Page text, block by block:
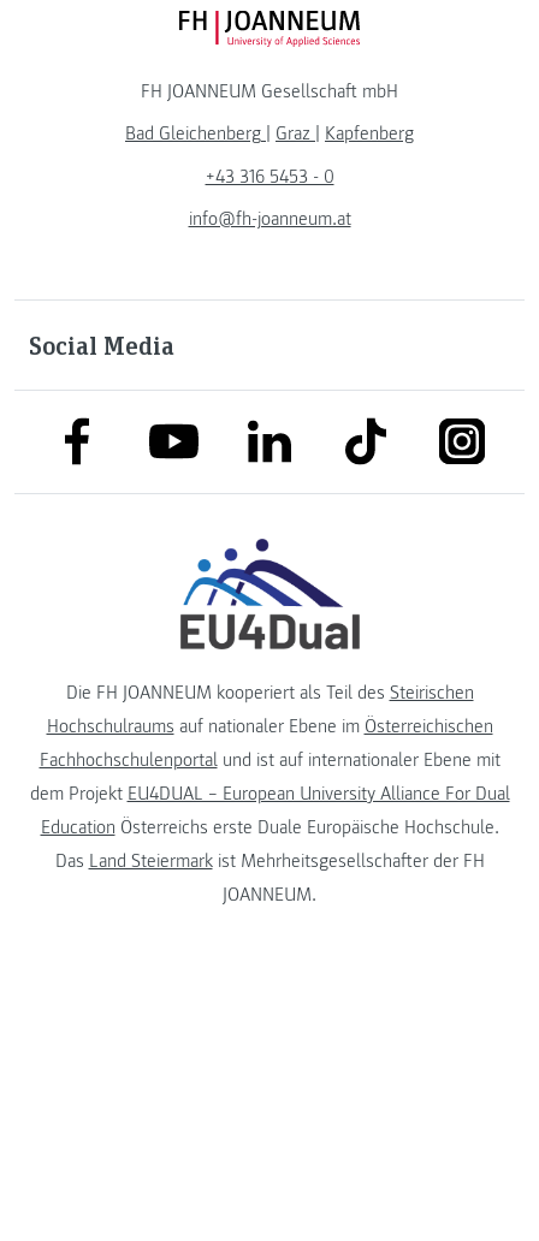
FH JOANNEUM Logo
FH JOANNEUM Gesellschaft mbH
Bad Gleichenberg
Graz
Kapfenberg
+43 316 5453 - 0
info@fh-joanneum.at
Social Media
link to facebooklink to youtubelink to linkedinlink to tiktok
Die FH JOANNEUM kooperiert als Teil des Steirischen
Hochschulraums auf nationaler Ebene im Österreichischen
Fachhochschulenportalund ist auf internationaler Ebene mit
dem Projekt EU4DUAL – European University Alliance For Dual
Education Österreichs erste Duale Europäische Hochschule.
Das Land Steiermarkist Mehrheitsgesellschafter der FH
JOANNEUM.